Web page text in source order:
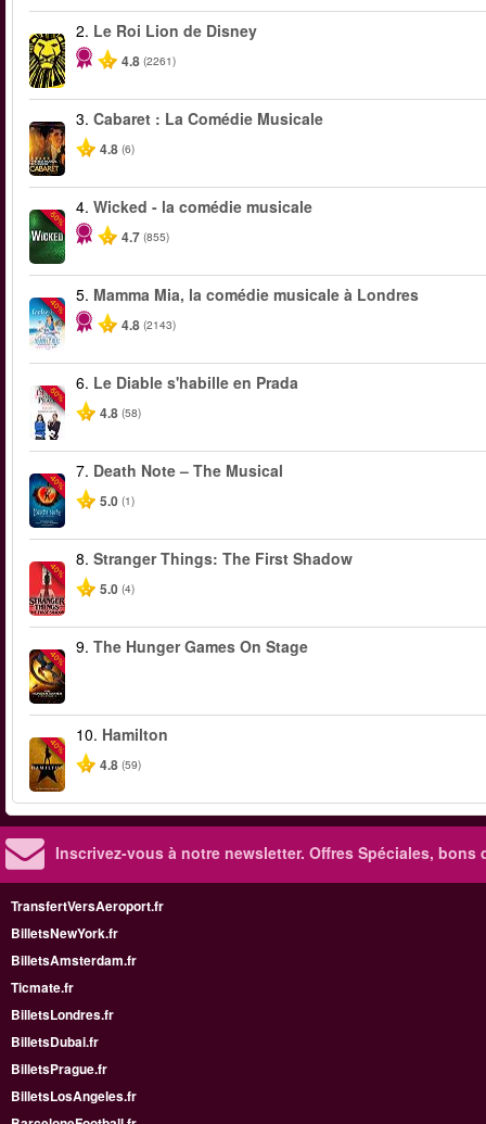
2. Le Roi Lion de Disney
4.8 (2261)
3. Cabaret : La Comédie Musicale
4.8 (6)
-50%
4. Wicked - la comédie musicale
4.7 (855)
-40%
5. Mamma Mia, la comédie musicale à Londres
4.8 (2143)
-50%
6. Le Diable s'habille en Prada
4.8 (58)
-40%
7. Death Note – The Musical
5.0 (1)
-40%
8. Stranger Things: The First Shadow
5.0 (4)
-40%
9. The Hunger Games On Stage
-40%
10. Hamilton
4.8 (59)
Inscrivez-vous à notre newsletter. Offres Spéciales, bons
TransfertVersAeroport.fr
BilletsNewYork.fr
BilletsAmsterdam.fr
Ticmate.fr
BilletsLondres.fr
BilletsDubai.fr
BilletsPrague.fr
BilletsLosAngeles.fr